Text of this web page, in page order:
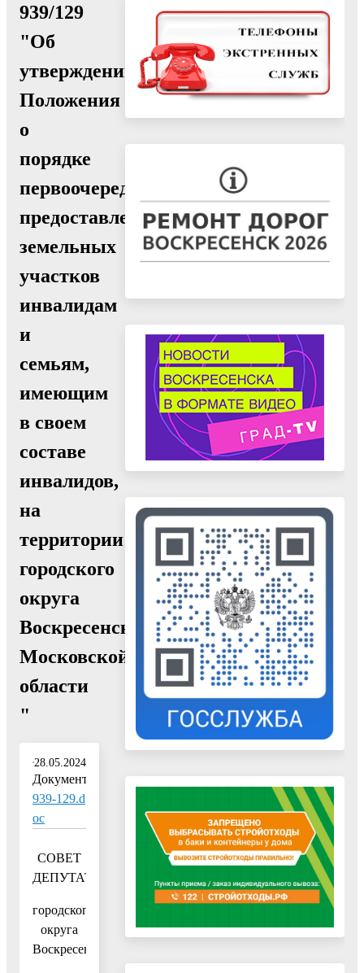
939/129
"Об
утверждении
Положения
о
порядке
первоочередного
предоставления
земельных
участков
инвалидам
и
семьям,
имеющим
в своем
составе
инвалидов,
на
территории
городского
округа
Воскресенск
Московской
области
"
28.05.2024
Документ:
939-129.d
oc
СОВЕТ
ДЕПУТАТОВ
городского
округа
Воскресенск